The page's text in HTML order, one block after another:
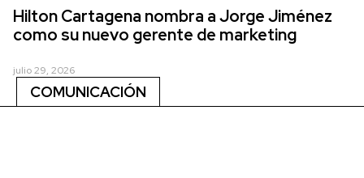
Hilton Cartagena nombra a Jorge Jiménez
como su nuevo gerente de marketing
julio 29, 2026
COMUNICACIÓN